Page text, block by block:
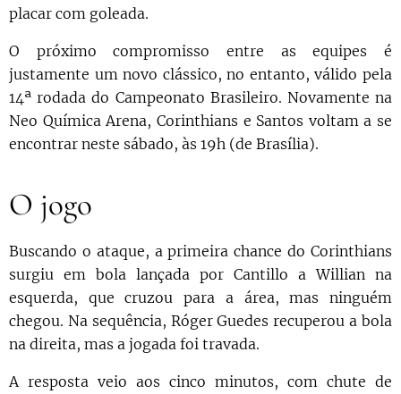
placar com goleada.
O próximo compromisso entre as equipes é
justamente um novo clássico, no entanto, válido pela
14ª rodada do Campeonato Brasileiro. Novamente na
Neo Química Arena, Corinthians e Santos voltam a se
encontrar neste sábado, às 19h (de Brasília).
O jogo
Buscando o ataque, a primeira chance do Corinthians
surgiu em bola lançada por Cantillo a Willian na
esquerda, que cruzou para a área, mas ninguém
chegou. Na sequência, Róger Guedes recuperou a bola
na direita, mas a jogada foi travada.
A resposta veio aos cinco minutos, com chute de